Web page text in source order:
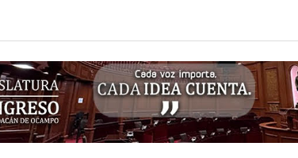
RECTORA Golpe a la